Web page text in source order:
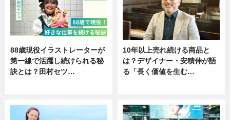
88歳現役イラストレーターが
第一線で活躍し続けられる秘
訣とは？田村セツ…
10年以上売れ続ける商品と
は？デザイナー・安積伸が語
る「長く価値を生む…